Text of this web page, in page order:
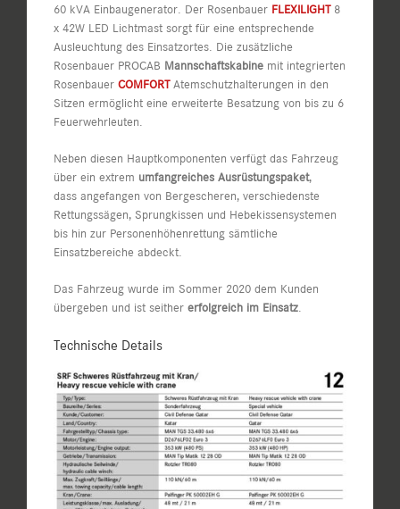
60 kVA Einbaugenerator. Der Rosenbauer FLEXILIGHT8
x 42W LED Lichtmast sorgt für eine entsprechende
Ausleuchtung des Einsatzortes. Die zusätzliche
Rosenbauer PROCAB Mannschaftskabine mit integrierten
Rosenbauer COMFORTAtemschutzhalterungen in den
Sitzen ermöglicht eine erweiterte Besatzung von bis zu 6
Feuerwehrleuten.
Neben diesen Hauptkomponenten verfügt das Fahrzeug
über ein extrem umfangreiches Ausrüstungspaket,
dass angefangen von Bergescheren, verschiedenste
Rettungssägen, Sprungkissen und Hebekissensystemen
bis hin zur Personenhöhenrettung sämtliche
Einsatzbereiche abdeckt.
Das Fahrzeug wurde im Sommer 2020 dem Kunden
übergeben und ist seither erfolgreich im Einsatz.
Technische Details